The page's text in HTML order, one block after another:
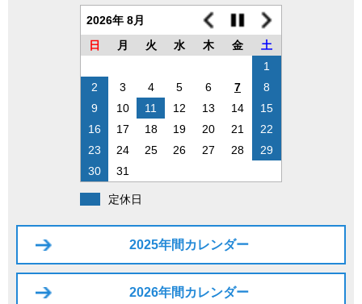
2026年 8月
日
月 火 水 木 金
土
1
2
3 4 5 6 7
8
9
10 11 12 13 14
15
16
17 18 19 20 21
22
23
24 25 26 27 28
29
30
31
定休日
2025年間カレンダー
2026年間カレンダー